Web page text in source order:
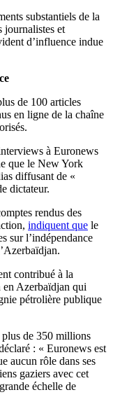
substantiels de la
journalistes et
d’influence indue
de 100 articles
en ligne de la chaîne
à Euronews
que le New York
diffusant de «
dictateur.
rendus des
indiquent que le
sur l’indépendance
contribué à la
en Azerbaïdjan qui
pétrolière publique
de 350 millions
: « Euronews est
aucun rôle dans ses
gaziers avec cet
échelle de